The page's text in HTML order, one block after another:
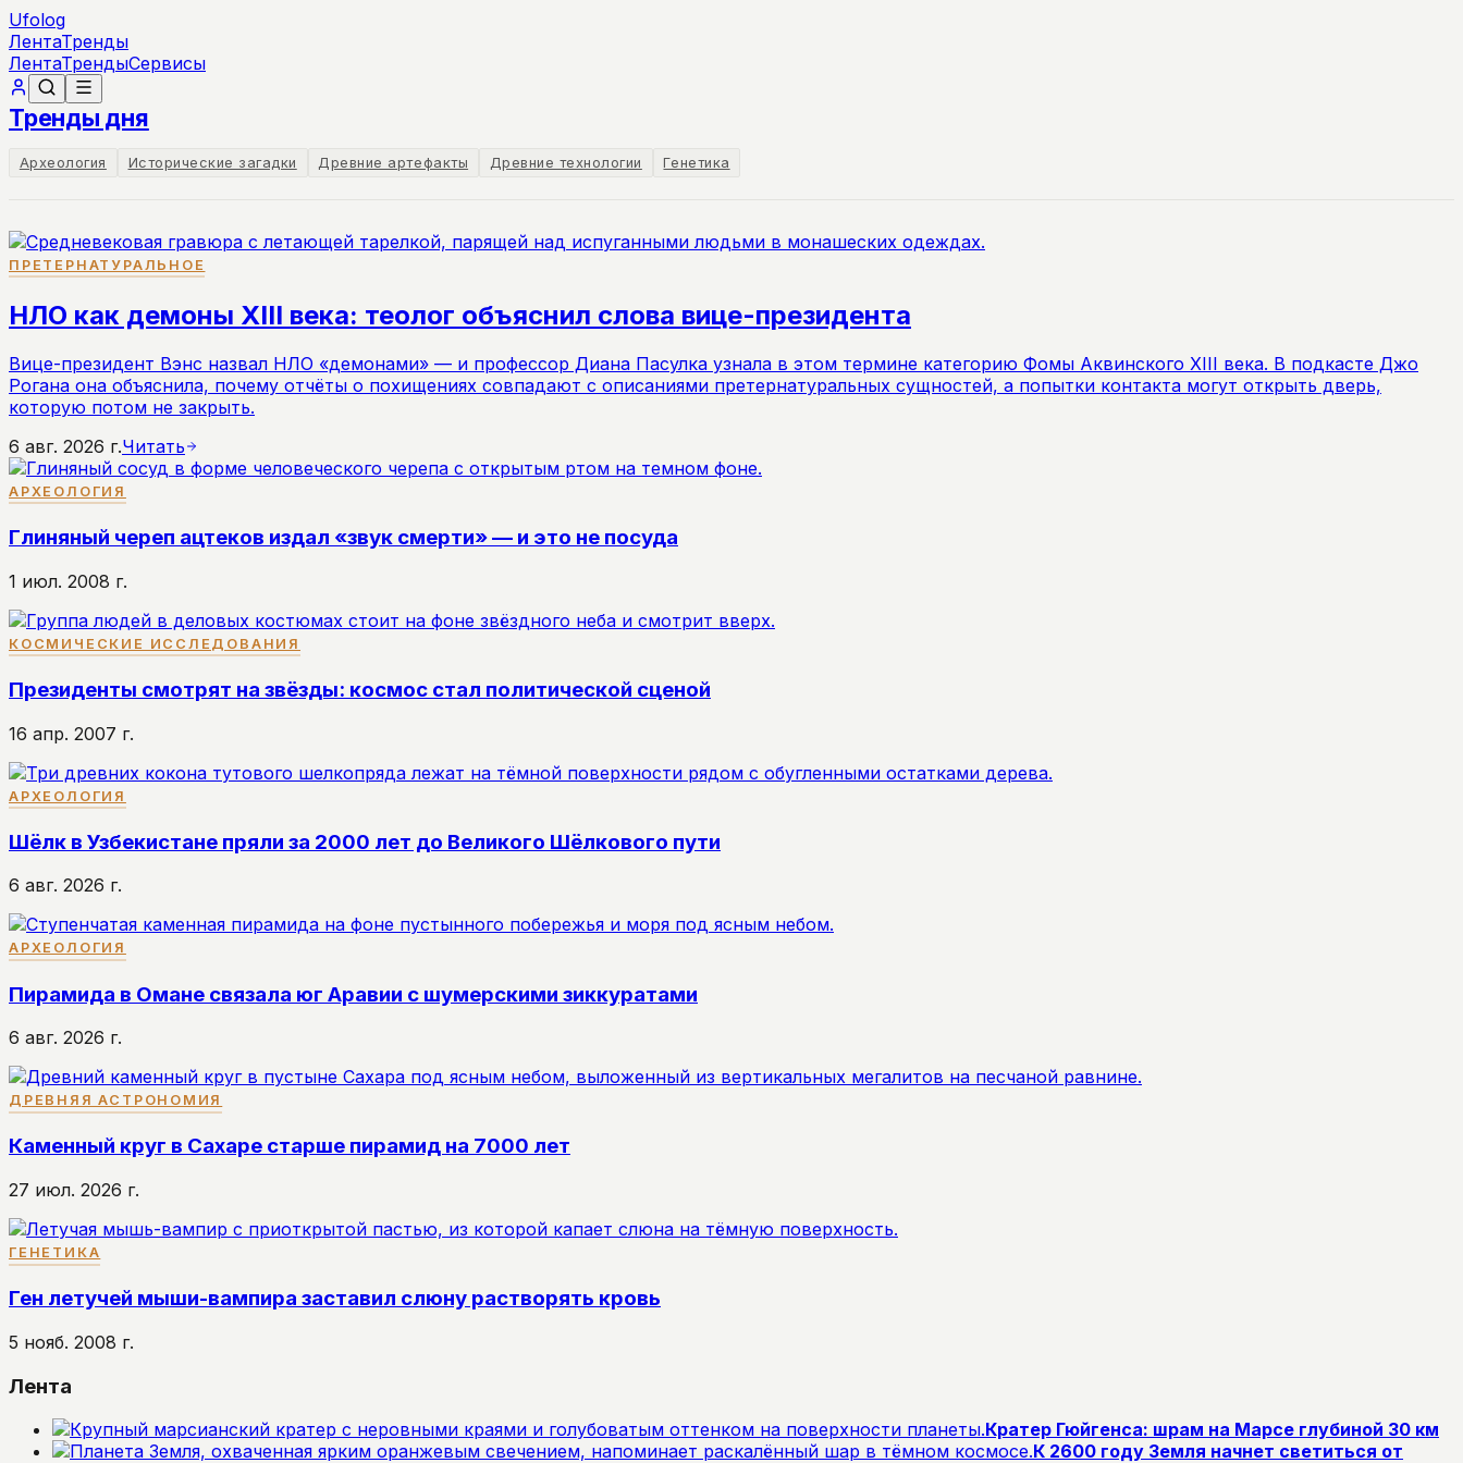
Ufolog
ЛентаТренды
ЛентаТрендыСервисы
Тренды дня
Археология Исторические загадки Древние артефакты Древние технологии Генетика
ПРЕТЕРНАТУРАЛЬНОЕ
НЛО как демоны XIII века: теолог объяснил слова вице-президента
Вице-президент Вэнс назвал НЛО «демонами» — и профессор Диана Пасулка узнала в этом термине категорию Фомы Аквинского XIII века. В подкасте Джо
Рогана она объяснила, почему отчёты о похищениях совпадают с описаниями претернатуральных сущностей, а попытки контакта могут открыть дверь,
которую потом не закрыть.
6 авг. 2026 г.Читать
АРХЕОЛОГИЯ
Глиняный череп ацтеков издал «звук смерти» — и это не посуда
1 июл. 2008 г.
КОСМИЧЕСКИЕ ИССЛЕДОВАНИЯ
Президенты смотрят на звёзды: космос стал политической сценой
16 апр. 2007 г.
АРХЕОЛОГИЯ
Шёлк в Узбекистане пряли за 2000 лет до Великого Шёлкового пути
6 авг. 2026 г.
АРХЕОЛОГИЯ
Пирамида в Омане связала юг Аравии с шумерскими зиккуратами
6 авг. 2026 г.
ДРЕВНЯЯ АСТРОНОМИЯ
Каменный круг в Сахаре старше пирамид на 7000 лет
27 июл. 2026 г.
ГЕНЕТИКА
Ген летучей мыши-вампира заставил слюну растворять кровь
5 нояб. 2008 г.
Лента
Кратер Гюйгенса: шрам на Марсе глубиной 30 км
К 2600 году Земля начнет светиться от